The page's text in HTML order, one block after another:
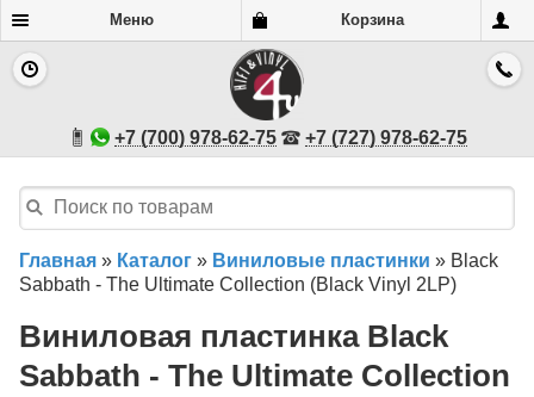
Меню Корзина
+7 (700) 978-62-75 +7 (727) 978-62-75
Главная » Каталог » Виниловые пластинки » Black
Sabbath - The Ultimate Collection (Black Vinyl 2LP)
Виниловая пластинка Black
Sabbath - The Ultimate Collection